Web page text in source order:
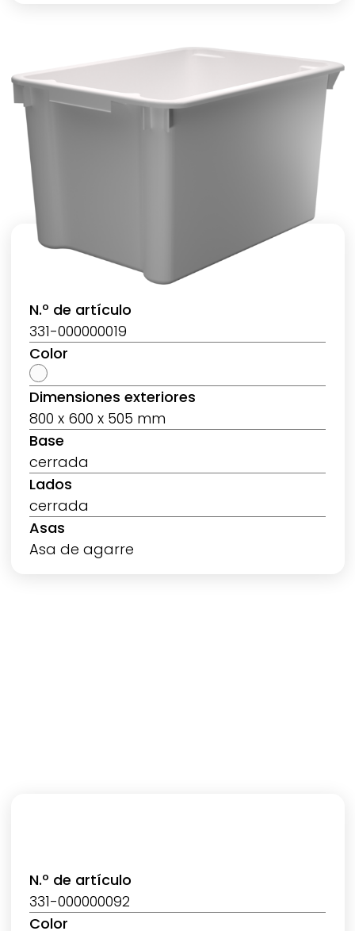
N.º de artículo
331-000000019
Color
Dimensiones exteriores
800 x 600 x 505 mm
Base
cerrada
Lados
cerrada
Asas
Asa de agarre
N.º de artículo
331-000000092
Color